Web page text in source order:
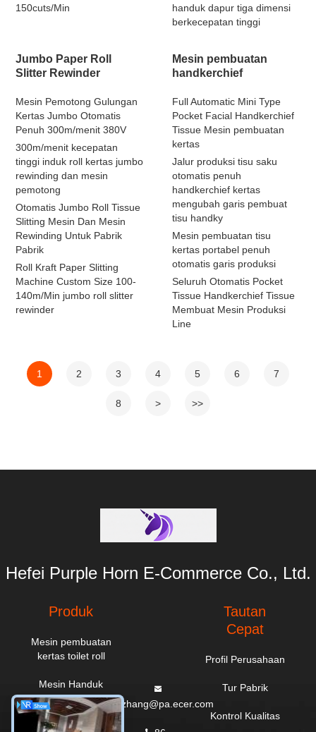
150cuts/Min
handuk dapur tiga dimensi
berkecepatan tinggi
Jumbo Paper Roll
Slitter Rewinder
Mesin Pemotong Gulungan
Kertas Jumbo Otomatis
Penuh 300m/menit 380V
300m/menit kecepatan
tinggi induk roll kertas jumbo
rewinding dan mesin
pemotong
Otomatis Jumbo Roll Tissue
Slitting Mesin Dan Mesin
Rewinding Untuk Pabrik
Pabrik
Roll Kraft Paper Slitting
Machine Custom Size 100-
140m/Min jumbo roll slitter
rewinder
Mesin pembuatan
handkerchief
Full Automatic Mini Type
Pocket Facial Handkerchief
Tissue Mesin pembuatan
kertas
Jalur produksi tisu saku
otomatis penuh
handkerchief kertas
mengubah garis pembuat
tisu handky
Mesin pembuatan tisu
kertas portabel penuh
otomatis garis produksi
Seluruh Otomatis Pocket
Tissue Handkerchief Tissue
Membuat Mesin Produksi
Line
1 2 3 4 5 6 7
8 > >>
Hefei Purple Horn E-Commerce Co., Ltd.
Produk
Mesin pembuatan
kertas toilet roll
Mesin Handuk
Dapur
Mesin Maxi Roll
everzhang@pa.ecer.com
Tautan
Cepat
Profil Perusahaan
Tur Pabrik
Kontrol Kualitas